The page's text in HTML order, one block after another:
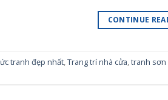
CONTINUE
tranh đẹp nhất,Trang trí nhà cửa,tranh sơn